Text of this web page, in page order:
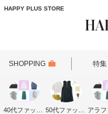
HAPPY PLUS STORE
SHOPPING 特集